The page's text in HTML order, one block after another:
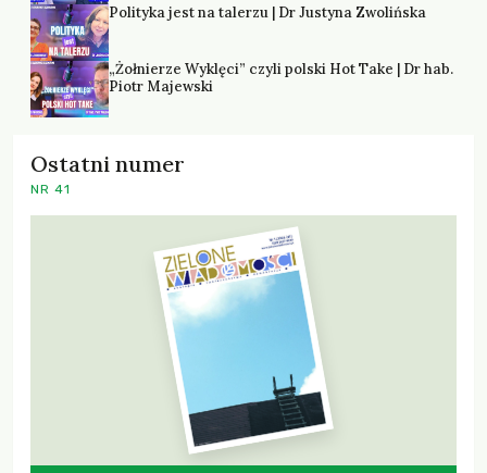
Polityka jest na talerzu | Dr Justyna Zwolińska
„Żołnierze Wyklęci” czyli polski Hot Take | Dr hab.
Piotr Majewski
Ostatni numer
NR 41